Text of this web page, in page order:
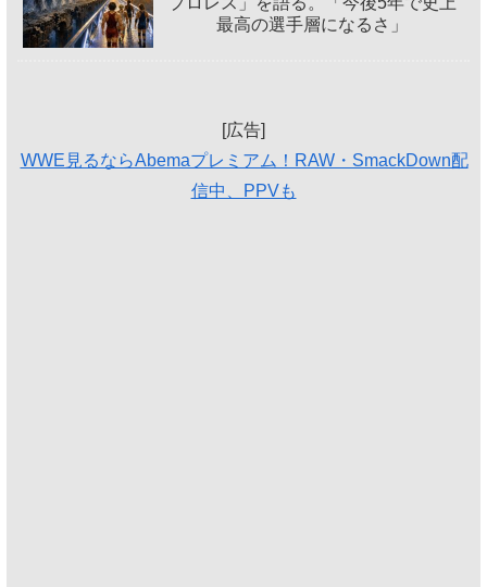
最高の選手層になるさ」
[広告]
WWE見るならAbemaプレミアム！RAW・SmackDown配
信中、PPVも